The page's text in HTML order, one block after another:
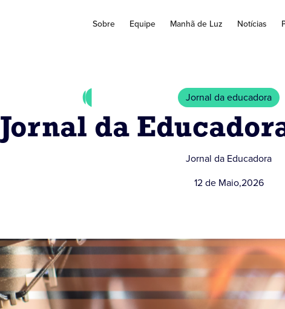
Sobre Equipe Manhã de Luz Notícias
Jornal da educadora
Jornal da
Jornal da Educadora
12 de Maio,2026